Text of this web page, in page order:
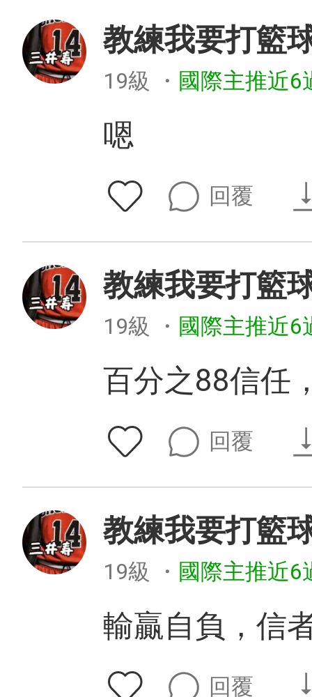
教練我要打籃
19級 ・ 國際主推近6
嗯
回覆
教練我要打籃
19級 ・ 國際主推近6
百分之88信任
回覆
教練我要打籃
19級 ・ 國際主推近6
輸贏自負，信
回覆